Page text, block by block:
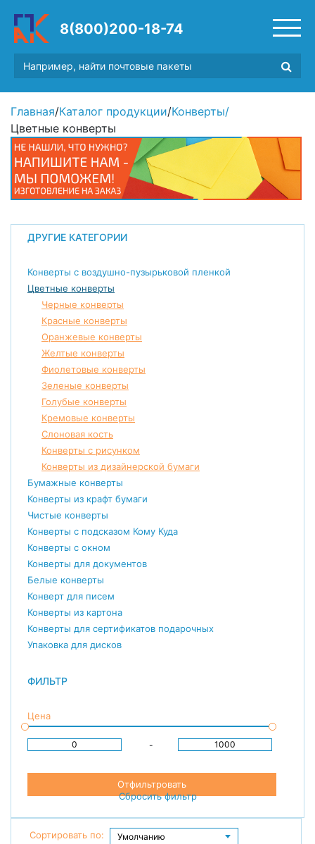
8(800)200-18-74
Главная/Каталог продукции/Конверты/
Цветные конверты
ДРУГИЕ КАТЕГОРИИ
Конверты с воздушно-пузырьковой пленкой
Цветные конверты
Черные конверты
Красные конверты
Оранжевые конверты
Желтые конверты
Фиолетовые конверты
Зеленые конверты
Голубые конверты
Кремовые конверты
Слоновая кость
Конверты с рисунком
Конверты из дизайнерской бумаги
Бумажные конверты
Конверты из крафт бумаги
Чистые конверты
Конверты с подсказом Кому Куда
Конверты с окном
Конверты для документов
Белые конверты
Конверт для писем
Конверты из картона
Конверты для сертификатов подарочных
Упаковка для дисков
ФИЛЬТР
Цена
-
Отфильтровать
Сбросить фильтр
Сортировать по: